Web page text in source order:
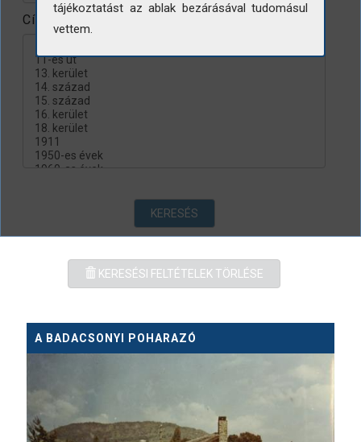
Címke
KERESÉS
KERESÉSI FELTÉTELEK TÖRLÉSE
A BADACSONYI POHARAZÓ
tájékoztatást az ablak bezárásával tudomásul
vettem.